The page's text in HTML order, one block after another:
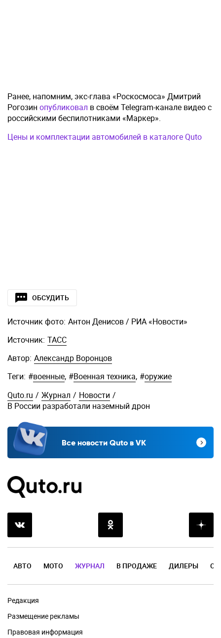
Ранее, напомним, экс-глава «Роскосмоса» Дмитрий
Рогозин опубликовал в своём Telegram-канале видео с
российскими беспилотниками «Маркер».
Цены и комплектации автомобилей в каталоге Quto
ОБСУДИТЬ
Источник фото: Антон Денисов / РИА «Новости»
Источник: ТАСС
Автор: Александр Воронцов
Теги: #военные, #Военная техника, #оружие
Quto.ru / Журнал / Новости /
В России разработали наземный дрон
Все новости Quto в VK
АВТО МОТО ЖУРНАЛ В ПРОДАЖЕ ДИЛЕРЫ
Редакция
Размещение рекламы
Правовая информация